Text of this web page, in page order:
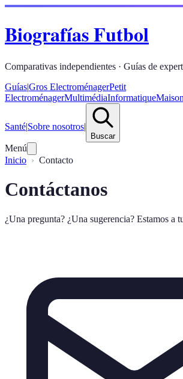
Biografías Futbol
Comparativas independientes · Guías de
Guías|Gros ElectroménagerPetit
ElectroménagerMultimédiaInformatique
Santé|Sobre nosotros|
Buscar
Menú
Inicio
Contacto
Contáctanos
¿Una pregunta? ¿Una sugerencia? Estamos a